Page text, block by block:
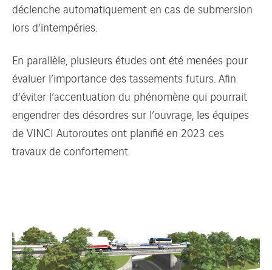
déclenche automatiquement en cas de submersion
lors d’intempéries.
En parallèle, plusieurs études ont été menées pour
évaluer l’importance des tassements futurs. Afin
d’éviter l’accentuation du phénomène qui pourrait
engendrer des désordres sur l’ouvrage, les équipes
de VINCI Autoroutes ont planifié en 2023 ces
travaux de confortement.